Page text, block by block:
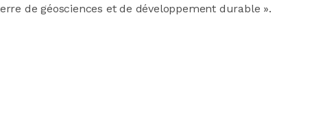
de géosciences et de développement durable ».